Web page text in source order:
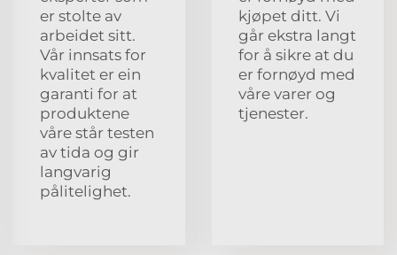
er stolte av
arbeidet sitt.
Vår innsats for
kvalitet er ein
garanti for at
produktene
våre står testen
av tida og gir
langvarig
pålitelighet.
kjøpet ditt. Vi
går ekstra langt
for å sikre at du
er fornøyd med
våre varer og
tjenester.